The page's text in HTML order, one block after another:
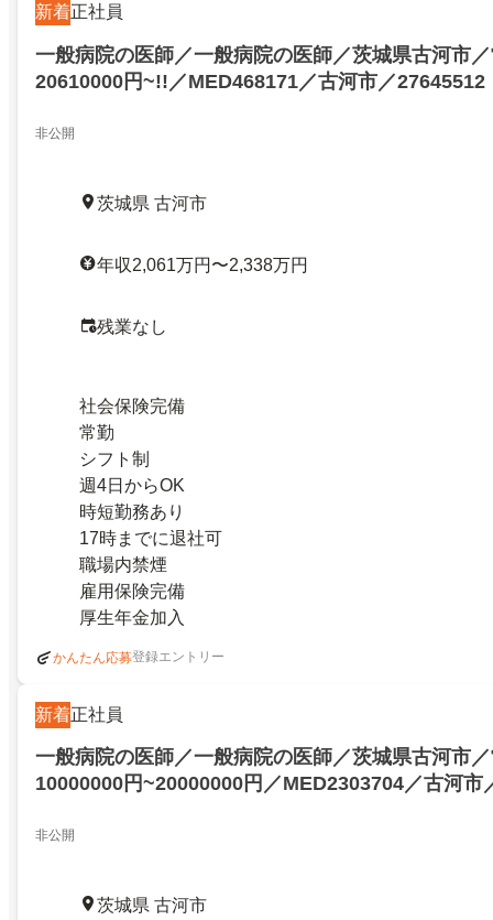
新着正社員
一般病院の医師／一般病院の医師／茨城県古河市
20610000円~!!／MED468171／古河市／27645512
非公開
茨城県 古河市
年収2,061万円〜2,338万円
残業なし
社会保険完備
常勤
シフト制
週4日からOK
時短勤務あり
17時までに退社可
職場内禁煙
雇用保険完備
厚生年金加入
かんたん応募登録エントリー
新着正社員
一般病院の医師／一般病院の医師／茨城県古河市
10000000円~20000000円／MED2303704／古河市
非公開
茨城県 古河市